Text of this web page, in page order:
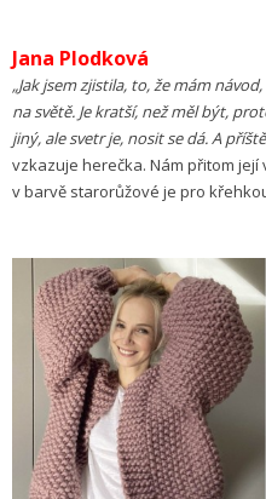
Jana Plodková
„Jak jsem zjistila, to, že mám
na světě. Je kratší, než měl být,
jiný, ale svetr je, nosit se dá. A
vzkazuje herečka. Nám přitom
v barvě starorůžové je pro